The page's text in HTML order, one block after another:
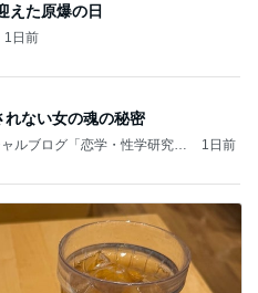
えた原爆の日
1日前
れない女の魂の秘密
ルブログ「恋学・性学研究
1日前